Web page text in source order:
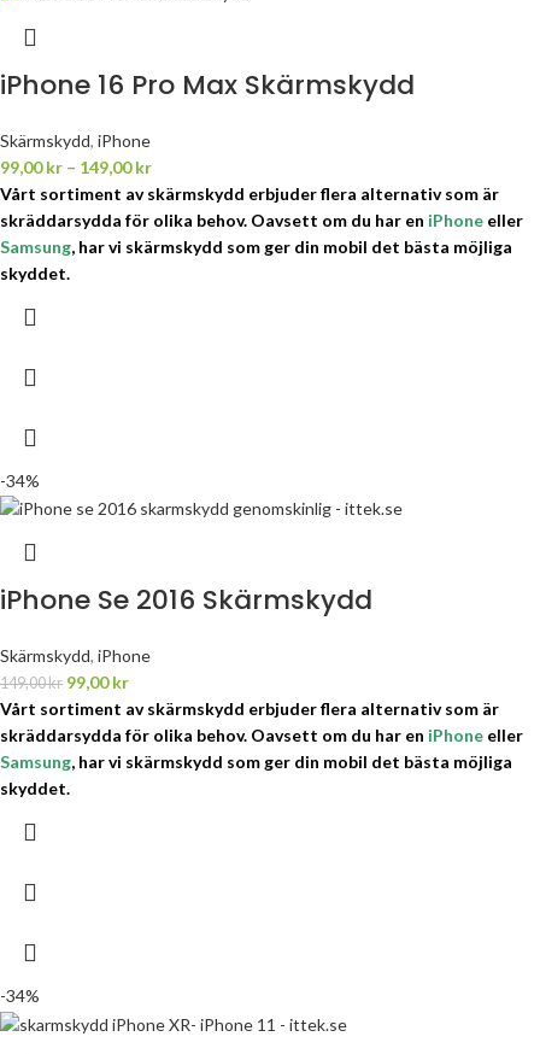
iPhone 16 Pro Max Skärmskydd
Skärmskydd, iPhone
99,00kr – 149,00kr
Vårt sortiment av skärmskydd erbjuder flera alternativ som är
skräddarsydda för olika behov. Oavsett om du har en iPhone eller
Samsung, har vi skärmskydd som ger din mobil det bästa möjliga
skyddet.
-34%
iPhone Se 2016 Skärmskydd
Skärmskydd, iPhone
149,00kr 99,00kr
Vårt sortiment av skärmskydd erbjuder flera alternativ som är
skräddarsydda för olika behov. Oavsett om du har en iPhone eller
Samsung, har vi skärmskydd som ger din mobil det bästa möjliga
skyddet.
-34%